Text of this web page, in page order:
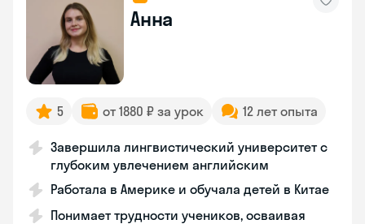
Анна
5 от 1880 ₽ за урок 12 лет опыта
Завершила лингвистический университет с
глубоким увлечением английским
Работала в Америке и обучала детей в Китае
Понимает трудности учеников, осваивая